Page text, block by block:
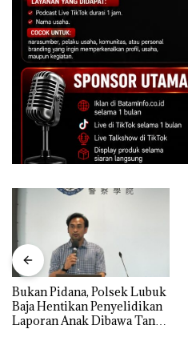
Bukan Pidana, Polsek Lubuk
Baja Hentikan Penyelidikan
Laporan Anak Dibawa Tanpa